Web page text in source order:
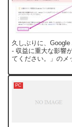
久しぶりに、
- 収益に重大な影響
てください。」のメ
PC